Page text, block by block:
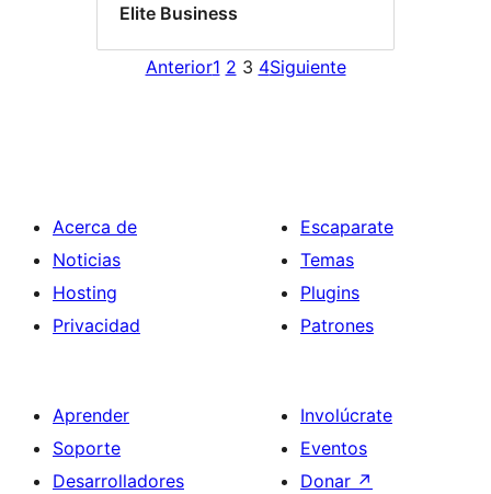
Elite Business
Anterior1 2 3 4Siguiente
Acerca de
Noticias
Hosting
Privacidad
Escaparate
Temas
Plugins
Patrones
Aprender
Soporte
Desarrolladores
Involúcrate
Eventos
Donar ↗